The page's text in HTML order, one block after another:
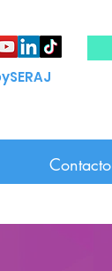
Contacto